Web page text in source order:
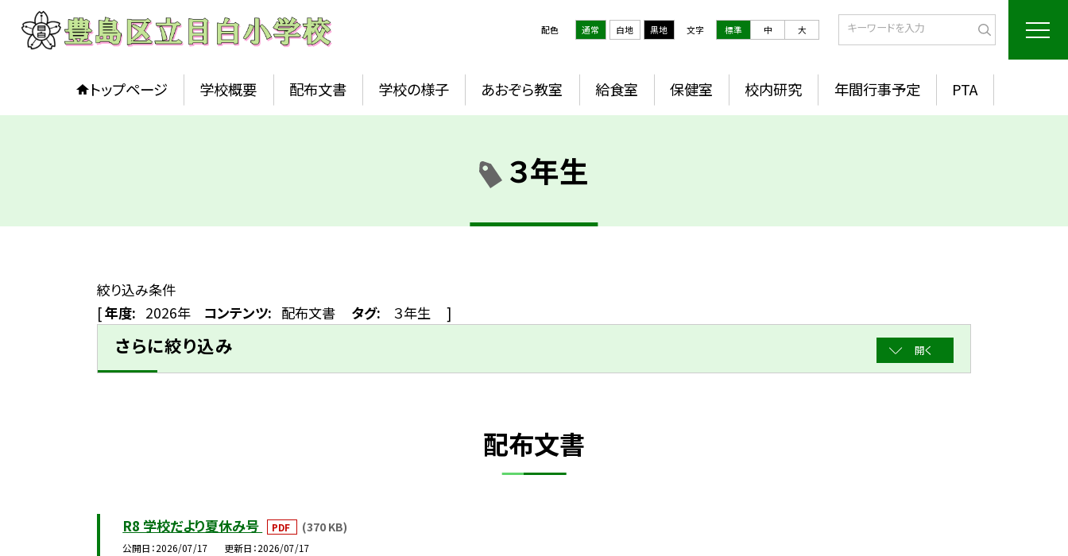
配色 通常 白地 黒地 文字 標準 中 大
トップページ 学校概要 配布文書 学校の様子 あおぞら教室 給食室 保健室 校内研究 年間行事予定 PTA
３年生
絞り込み条件
[年度: 2026年 コンテンツ: 配布文書 タグ: ３年生 ]
さらに絞り込み 開く
配布文書
R8 学校だより夏休み号 PDF (370 KB)
公開日 2026/07/17 更新日 2026/07/17